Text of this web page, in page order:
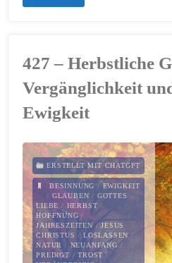
der
Was
uns
die
Natur
427 – Herbstliche
Vergänglichkeit
Ewigkeit
ERSTELLT MIT CHATGPT
BESINNUNG /EWIGKEIT
/ GLAUBEN / GOTTES
LIEBE / HERBST /
HOFFNUNG/
JAHRESZEITEN/JESUS
CHRISTUS / LOSLASSEN /
NATUR / NEUANFANG/
PREDIGT /TROST /